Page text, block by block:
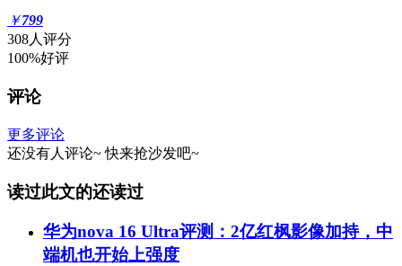
￥799
308人评分
100%好评
评论
更多评论
还没有人评论~ 快来抢沙发吧~
读过此文的还读过
华为nova 16 Ultra评测：2亿红枫影像加持，中
端机也开始上强度